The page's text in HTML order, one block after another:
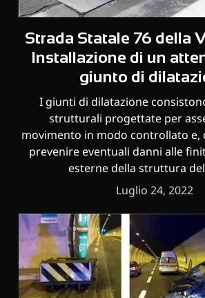
Strada Statale 76 della
Installazione di un
giunto di
I giunti di dilatazione
strutturali progettate per
movimento in modo controllato e,
prevenire eventuali danni alle
esterne della struttura
Luglio 24, 2022